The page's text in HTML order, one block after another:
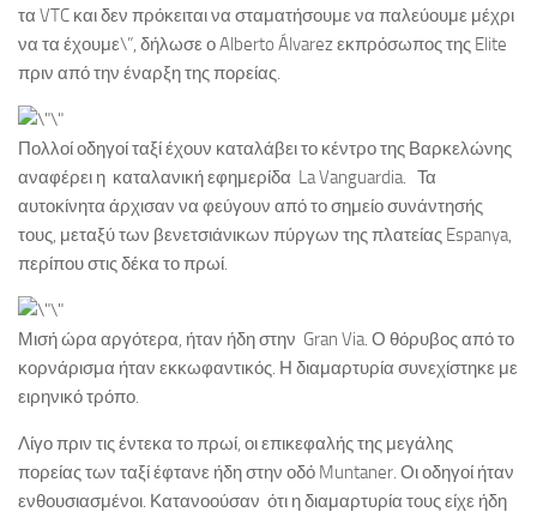
τα VTC και δεν πρόκειται να σταματήσουμε να παλεύουμε μέχρι
να τα έχουμε\”, δήλωσε ο Alberto Álvarez εκπρόσωπος της Elite
πριν από την έναρξη της πορείας.
Πολλοί οδηγοί ταξί έχουν καταλάβει το κέντρο της Βαρκελώνης
αναφέρει η καταλανική εφημερίδα La Vanguardia. Τα
αυτοκίνητα άρχισαν να φεύγουν από το σημείο συνάντησής
τους, μεταξύ των βενετσιάνικων πύργων της πλατείας Espanya,
περίπου στις δέκα το πρωί.
Μισή ώρα αργότερα, ήταν ήδη στην Gran Via. Ο θόρυβος από το
κορνάρισμα ήταν εκκωφαντικός. Η διαμαρτυρία συνεχίστηκε με
ειρηνικό τρόπο.
Λίγο πριν τις έντεκα το πρωί, οι επικεφαλής της μεγάλης
πορείας των ταξί έφτανε ήδη στην οδό Muntaner. Οι οδηγοί ήταν
ενθουσιασμένοι. Κατανοούσαν ότι η διαμαρτυρία τους είχε ήδη